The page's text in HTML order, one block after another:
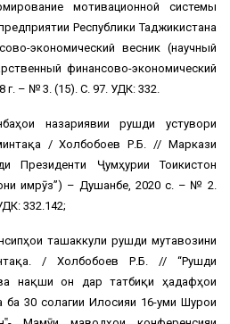
мотивационной системы
Республики Таджикистана
экономический весник (научный
финансово-экономический
г. – № 3. (15). С. 97. УДК: 332.
назариявии рушди устувори
/ Холбобоев Р.Б. // Маркази
Президенти Ҷумҳурии Тоҷикистон
имрӯз”) – Душанбе, 2020 с. – № 2.
332.142;
ташаккули рушди мутавозини
/ Холбобоев Р.Б. // “Рушди
ва нақши он дар татбиқи ҳадафҳои
30 солагии Иҷлосияи 16-уми Шурои